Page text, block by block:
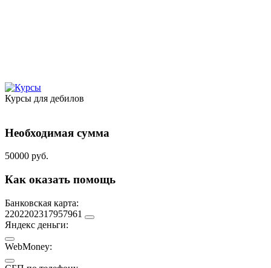
Курсы для дебилов
Необходимая сумма
50000 руб.
Как оказать помощь
Банковская карта:
2202202317957961
Яндекс деньги:
WebMoney: